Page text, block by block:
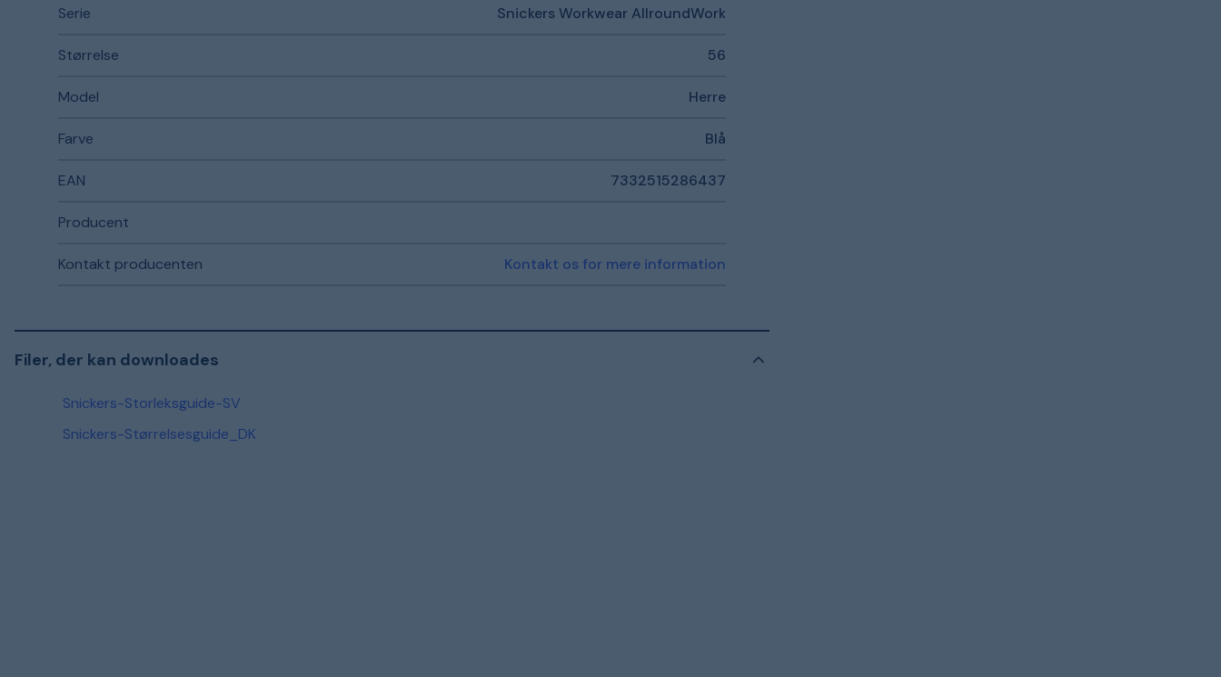
Serie Snickers Workwear AllroundWork
Størrelse 56
Model Herre
Farve Blå
EAN 7332515286437
Producent
Kontakt producenten Kontakt os for mere information
Filer, der kan downloades
Snickers-Storleksguide-SV
Snickers-Størrelsesguide_DK